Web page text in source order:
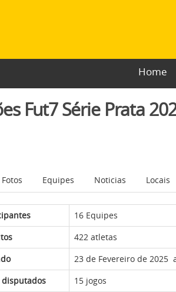
Home
Fut7 Série Prata
Fotos Equipes Noticias Locais
16 Equipes
422 atletas
23 de Fevereiro de 2025
disputados
15 jogos